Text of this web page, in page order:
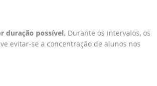
duração possível. Durante os intervalos, os
evitar-se a concentração de alunos nos